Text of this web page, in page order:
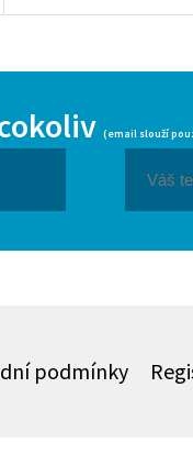
(email slouží
podmínky